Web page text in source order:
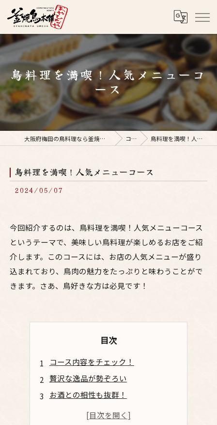
鳥料理を満喫！人気メニューコ
ース
大阪府梅田の鳥料理なら釜焼鳥本舗おやひなや 梅田店 コラム 鳥料理を満喫！人気メニューコース
鳥料理を満喫！人気メニューコース
2024/05/07
今回紹介するのは、鳥料理を満喫！人気メニューコース
というテーマで、美味しい鳥料理が楽しめるお店をご紹
介します。このコースには、お店の人気メニューが盛り
込まれており、鳥肉の魅力をたっぷりと味わうことがで
きます。さあ、鳥好きな方は必見です！
目次
コース内容をチェック！
贅沢な逸品が勢ぞろい
お酒との相性も抜群！
大満足間違いなし！